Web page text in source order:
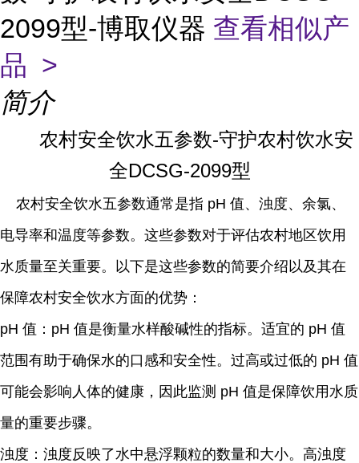
2099型-博取仪器 查看相似产
品 >
简介
农村安全饮水五参数-守护农村饮水安
全DCSG-2099型
农村安全饮水五参数通常是指 pH 值、浊度、余氯、
电导率和温度等参数。这些参数对于评估农村地区饮用
水质量至关重要。以下是这些参数的简要介绍以及其在
保障农村安全饮水方面的优势：
pH 值：pH 值是衡量水样酸碱性的指标。适宜的 pH 值
范围有助于确保水的口感和安全性。过高或过低的 pH 值
可能会影响人体的健康，因此监测 pH 值是保障饮用水质
量的重要步骤。
浊度：浊度反映了水中悬浮颗粒的数量和大小。高浊度